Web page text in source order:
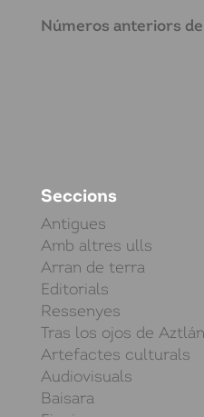
Números anteriors
Seccions
Antigues
Amb altres ulls
Arran de terra
Editorials
Ressenyes
Tras los ojos de Aztlán
Artefactes culturals
Audiovisuals
Baisara